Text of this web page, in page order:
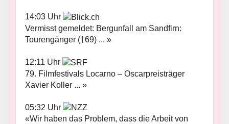
14:03 Uhr
Vermisst gemeldet: Bergunfall am Sandfirn:
Tourengänger (†69) ... »
12:11 Uhr
79. Filmfestivals Locarno – Oscarpreisträger
Xavier Koller ... »
05:32 Uhr
«Wir haben das Problem, dass die Arbeit von